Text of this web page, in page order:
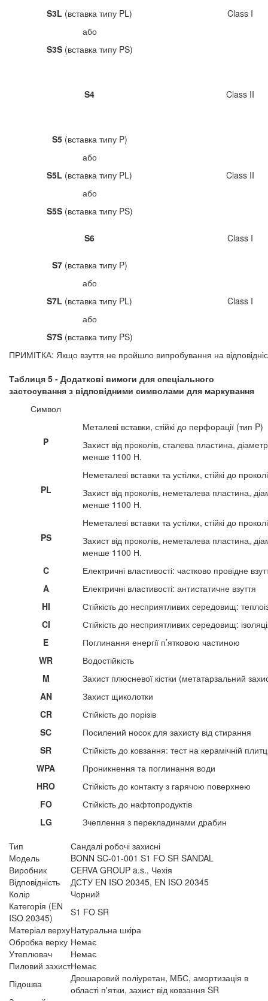
S3L (вставка типу PL)
або
S3S (вставка типу PS)
Class I
S4 Class II
S5 (вставка типу P)
або
S5L (вставка типу PL)
або
S5S (вставка типу PS)
Class II
S6 Class I
S7 (вставка типу P)
або
S7L (вставка типу PL)
або
S7S (вставка типу PS)
Class I
ПРИМІТКА: Якщо взуття не пройшло випробування на
Таблиця 5 - Додаткові вимоги для спеціального
застосування з відповідними символами для маркування
Символ
P
Металеві вставки, стійкі до перфорації (тип P)
Захист від проколів, сталева пластина,
менше 1100 Н.
PL
Неметалеві вставки та устілки, стійкі до
Захист від проколів, неметалева пластина,
менше 1100 Н.
PS
Неметалеві вставки та устілки, стійкі до
Захист від проколів, неметалева пластина,
менше 1100 Н.
C
Електричні властивості: частково провідне
A
Електричні властивості: антистатичне взуття
HI
Стійкість до несприятливих середовищ:
CI
Стійкість до несприятливих середовищ:
E
Поглинання енергії п’ятковою частиною
WR
Водостійкість
M
Захист плюсневої кістки (метатарзальний
AN
Захист щиколотки
CR
Стійкість до порізів
SC
Посилений носок для захисту від стирання
SR
Стійкість до ковзання: тест на керамічній
WPA
Проникнення та поглинання води
HRO
Стійкість до контакту з гарячою поверхнею
FO
Стійкість до нафтопродуктів
LG
Зчеплення з перекладинами драбин
Тип
Сандалі робочі захисні
Модель
BONN SC-01-001 S1 FO SR SANDAL
Виробник
CERVA GROUP a.s., Чехія
Відповідність
ДСТУ EN ISO 20345, EN ISO 20345
Колір
Чорний
Категорія (EN
ISO 20345)
S1 FO SR
Матеріал верхуНатуральна шкіра
Обробка верху Немає
Утеплювач
Немає
Пиловий захистНемає
Підошва
Двошаровий поліуретан, МБС, амортизація в
області п'ятки, захист від ковзання SR